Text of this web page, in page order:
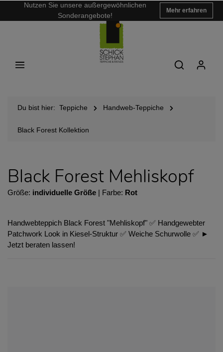
Nutzen Sie unsere außergewöhnlichen
Sonderangebote!
Mehr erfahren
Du bist hier: Teppiche Handweb-Teppiche
Black Forest Kollektion
Black Forest Mehliskopf
Größe: individuelle Größe | Farbe: Rot
Handwebteppich Black Forest "Mehliskopf" ✅ Handgewebter
Patchwork Look in Kiesel-Struktur ✅ Weiche Schurwolle ✅ ►
Jetzt beraten lassen!